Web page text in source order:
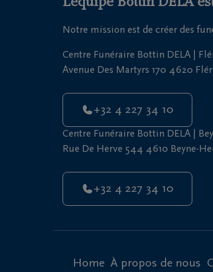
Notre mission est de créer des
Centre Funéraire Bottin DELA |
Avenue Des Martyrs 170 4620
+32 4 227 34 10
Centre Funéraire Bottin DELA |
Rue De Herve 544 4610 Beyne-
+32 4 227 34 10
Home À propos de nous